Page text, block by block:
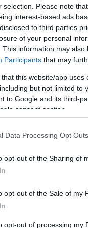
selection. Please note
interest-based ads
to third parties
of your personal
This information may
Participants that may
that this website/app
but not limited to
to Google and its third-
consent section.
Data Processing Opt Outs
opt-out of the Sharing of
opt-out of the Sale of my
opt-out of processing my
ami után már
ez a nő